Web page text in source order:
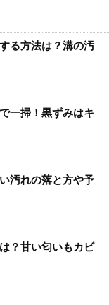
る方法は？溝の汚
一掃！黒ずみはキ
汚れの落と方や予
？甘い匂いもカビ